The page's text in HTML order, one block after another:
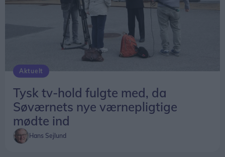
Aktuelt
Tysk tv-hold fulgte med, da
Søværnets nye værnepligtige
mødte ind
Hans Sejlund